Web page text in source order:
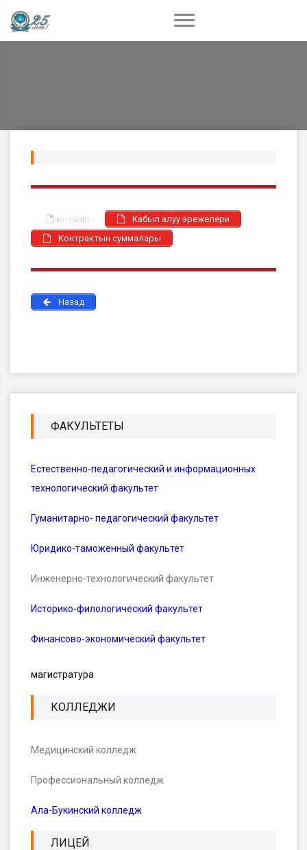
иш план
Кабыл алуу эрежелери
Контрактын суммалары
Назад
ФАКУЛЬТЕТЫ
Естественно-педагогический и информационных
технологический факультет
Гуманитарно- педагогический факультет
Юридико-таможенный факультет
Инженерно-технологический факультет
Историко-филологический факультет
Финансово-экономический факультет
магистратура
КОЛЛЕДЖИ
Медицинский колледж
Профессиональный колледж
Ала-Букинский колледж
ЛИЦЕЙ